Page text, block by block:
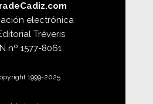
electrónica
Tréveris
nº 1577-8061
1999-2025